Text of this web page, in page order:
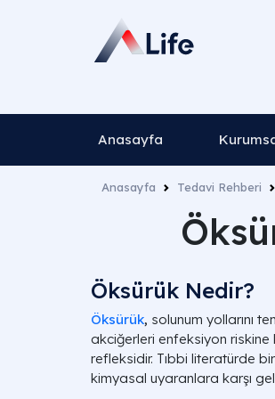
Anasayfa
Anasayfa Tedavi Rehberi
Öksürük Nedir?
Öksürük, solunum yollarını
akciğerleri enfeksiyon
refleksidir. Tıbbi literatürde
kimyasal uyaranlara karşı